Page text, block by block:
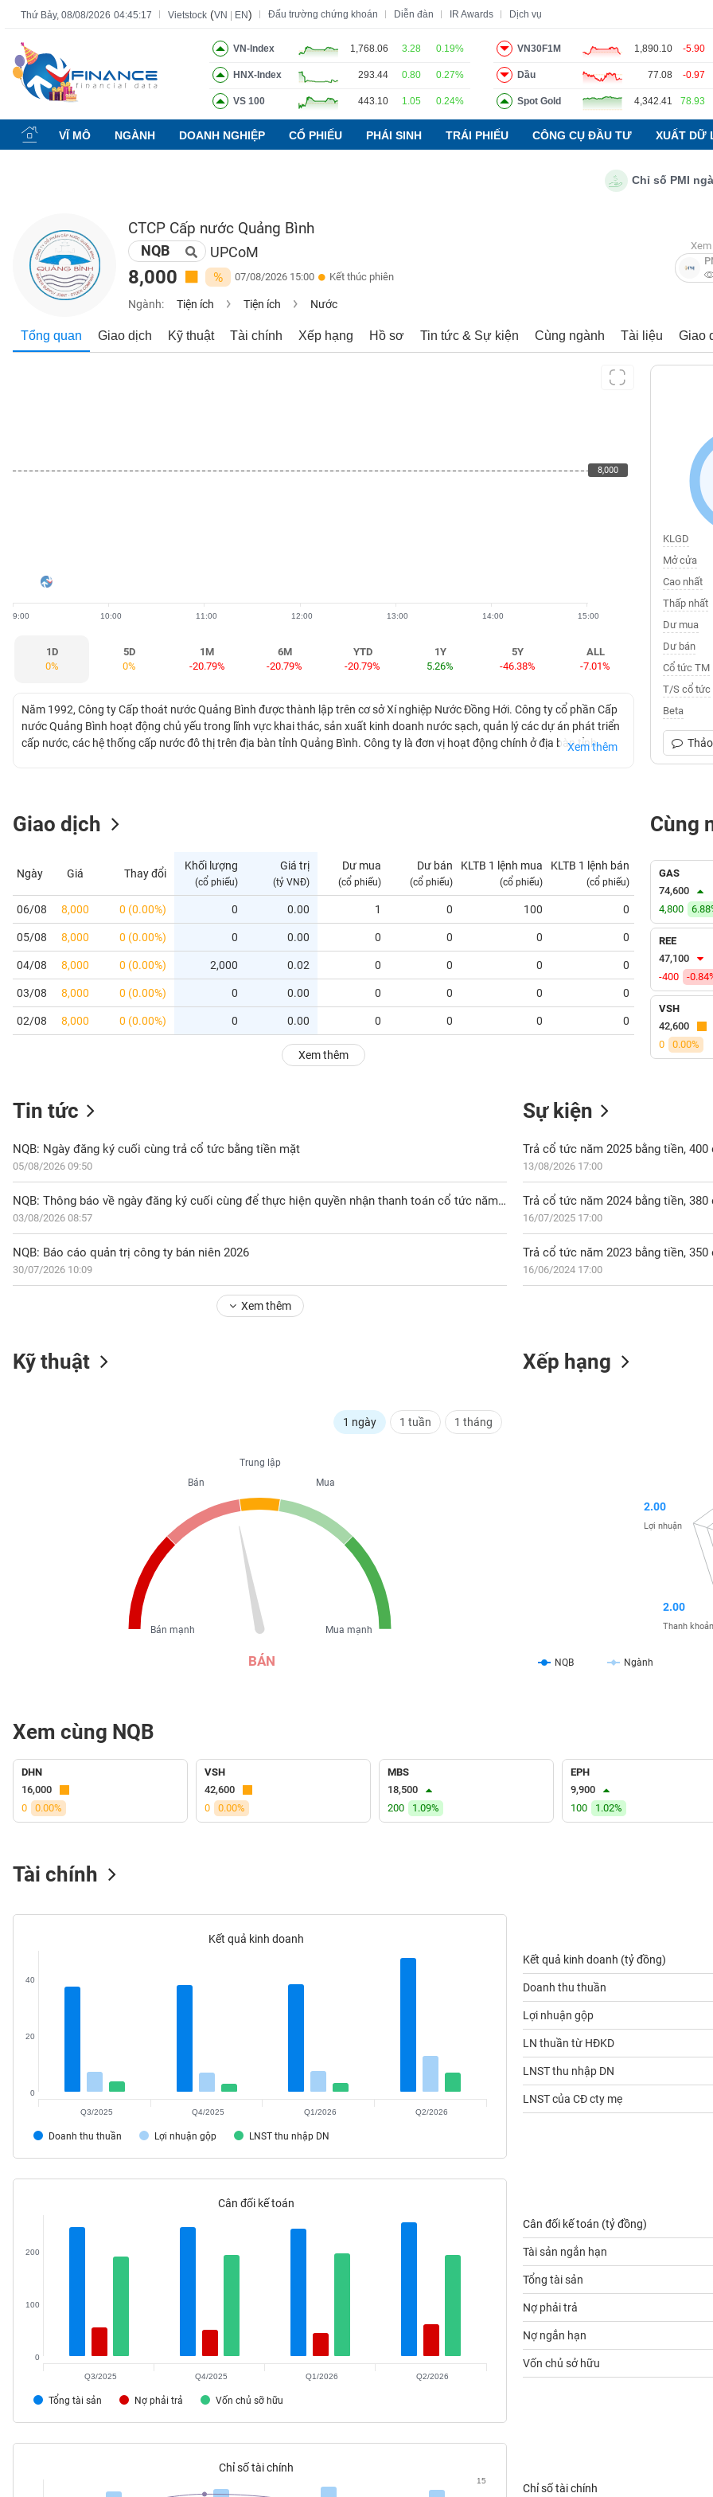
Thứ Bảy, 08/08/2026 04:45:18 Vietstock (VN EN) Đấu trường chứng khoán Diễn đàn IR Awards Dịch vụ
VN-Index 1,768.06 3.28 0.19%
HNX-Index 293.44 0.80 0.27%
VS 100 443.10 1.05 0.24%
VN30F1M 1,890.10 -5.90
Dầu 77.08 -0.97
Spot Gold 4,342.41 78.93
VĨ MÔ NGÀNH DOANH NGHIỆP CỔ PHIẾU PHÁI SINH TRÁI PHIẾU CÔNG CỤ ĐẦU TƯ XUẤT DỮ
Chỉ số PMI ngành
CTCP Cấp nước Quảng Bình
NQB UPCoM
8,000 % 07/08/2026 15:00 Kết thúc phiên
Ngành: Tiện ích Tiện ích Nước
Tổng quan Giao dịch Kỹ thuật Tài chính Xếp hạng Hồ sơ Tin tức & Sự kiện Cùng ngành Tài liệu Giao
8,000
9:00 10:00 11:00 12:00 13:00 14:00 15:00
8,000
1D
0%
5D
0%
1M
-20.79%
6M
-20.79%
YTD
-20.79%
1Y
5.26%
5Y
-46.38%
ALL
-7.01%
Năm 1992, Công ty Cấp thoát nước Quảng Bình được thành lập trên cơ sở Xí nghiệp Nước Đồng Hới. Công ty cổ phần Cấp
nước Quảng Bình hoạt động chủ yếu trong lĩnh vực khai thác, sản xuất kinh doanh nước sạch, quản lý các dự án phát triển
cấp nước, các hệ thống cấp nước đô thị trên địa bàn tỉnh Quảng Bình. Công ty là đơn vị hoạt động chính ở địa bàn tỉnh
Xem thêm
KLGD
Mở cửa
Cao nhất
Thấp nhất
Dư mua
Dư bán
Cổ tức TM
T/S cổ tức
Beta
Giao dịch
Ngày Giá Thay đổi
Khối lượng
(cổ phiếu)
Giá trị
(tỷ VNĐ)
Dư mua
(cổ phiếu)
Dư bán
(cổ phiếu)
KLTB 1 lệnh mua
(cổ phiếu)
KLTB 1 lệnh bán
(cổ phiếu)
06/08 8,000 0 (0.00%) 0 0.00 1 0 100 0 0.00
05/08 8,000 0 (0.00%) 0 0.00 0 0 0 0
04/08 8,000 0 (0.00%) 2,000 0.02 0 0 0 0 0.00
03/08 8,000 0 (0.00%) 0 0.00 0 0 0 0 0.00
02/08 8,000 0 (0.00%) 0 0.00 0 0 0 0 0.00
Xem thêm
Cùng
GAS
74,600
4,800
REE
47,100
-400
-
VSH
42,600
0
0.00%
Tin tức
NQB: Ngày đăng ký cuối cùng trả cổ tức bằng tiền mặt
05/08/2026 09:50
NQB: Thông báo về ngày đăng ký cuối cùng để thực hiện quyền nhận thanh toán cổ tức năm 2025 bằng tiền
03/08/2026 08:57
NQB: Báo cáo quản trị công ty bán niên 2026
30/07/2026 10:09
Xem thêm
Sự kiện
Trả cổ tức năm 2025 bằng tiền, 400
13/08/2026 17:00
Trả cổ tức năm 2024 bằng tiền, 380
16/07/2025 17:00
Trả cổ tức năm 2023 bằng tiền, 350
16/06/2024 17:00
Kỹ thuật
1 ngày 1 tuần 1 tháng
BÁN
Trung lập
Mua
Mua mạnh
Bán
Bán mạnh
Xếp hạng
NQB Ngành
2.00
Thanh khoản
2.00
Lợi nhuận
Xem cùng NQB
DHN
16,000
0
0.00%
VSH
42,600
0
0.00%
MBS
18,500
200
1.09%
EPH
9,900
100
1.02%
Tài chính
Kết quả kinh doanh
Doanh thu thuần Lợi nhuận gộp LNST thu nhập DN
0
20
40
Q3/2025 Q4/2025 Q1/2026 Q2/2026
Kết quả kinh doanh (tỷ đồng)
Doanh thu thuần
Lợi nhuận gộp
LN thuần từ HĐKD
LNST thu nhập DN
LNST của CĐ cty mẹ
Cân đối kế toán
Tổng tài sản Nợ phải trả Vốn chủ sỡ hữu
0
100
200
Q3/2025 Q4/2025 Q1/2026 Q2/2026
Cân đối kế toán (tỷ đồng)
Tài sản ngắn hạn
Tổng tài sản
Nợ phải trả
Nợ ngắn hạn
Vốn chủ sở hữu
Chỉ số tài chính
15
Chỉ số tài chính
Tất cả Tính năng Ngành Mã chứng khoán Lãnh đạo Báo cáo phân tích Thuật ngữ
Tính
năng
(-)
CHỨNG
KHOÁN
NGHIỆP
GIỚI
CÁ
NHÂN
PHÂN
TÍCH
VIETSTOCKFINANCE
DOANH
NGHIỆP
CỔ
PHIẾU
SINH
(-)
VS-
SECTOR
LIỆU
NGHIỆP
TIÊU
KHÔNG
TIÊU
THIẾT